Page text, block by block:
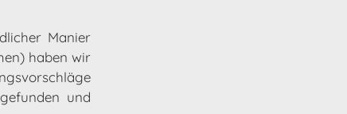
Manier
haben wir
und